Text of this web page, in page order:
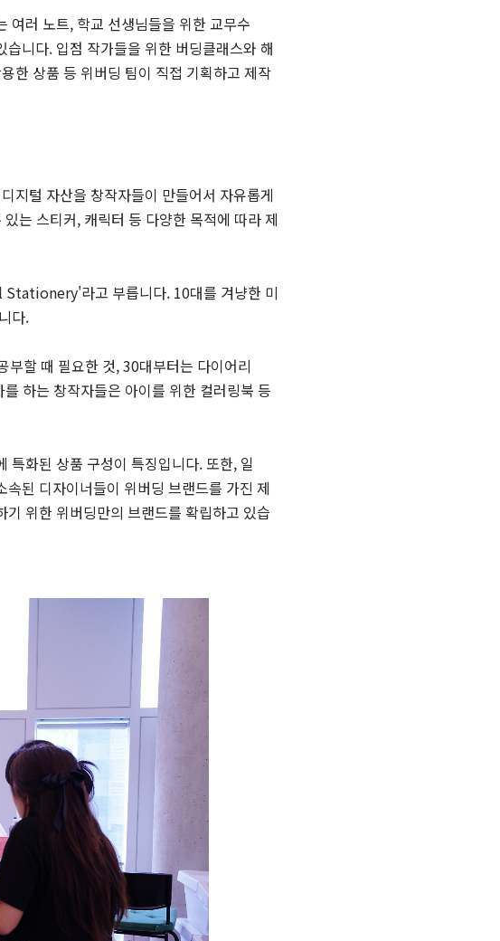
여러 노트, 학교 선생님들을 위한 교무수
니다. 입점 작가들을 위한 버딩클래스와 해
한 상품 등 위버딩 팀이 직접 기획하고 제작
지털 자산을 창작자들이 만들어서 자유롭게
는 스티커, 캐릭터 등 다양한 목적에 따라 제
Stationery'라고 부릅니다. 10대를 겨냥한 미
다.
할 때 필요한 것, 30대부터는 다이어리
하는 창작자들은 아이를 위한 컬러링북 등
특화된 상품 구성이 특징입니다. 또한, 일
된 디자이너들이 위버딩 브랜드를 가진 제
위한 위버딩만의 브랜드를 확립하고 있습